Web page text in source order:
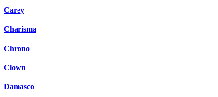
Carey
Charisma
Chrono
Clown
Damasco